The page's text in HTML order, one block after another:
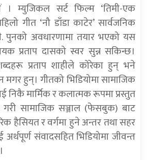
। म्युजिकल सर्ट फिल्म ‘तिमी-एक
गीत ‘नौ डाँडा काटेर’ सार्वजनिक
पुनको अवधारणामा तयार भएको यस
प्रताप दासको स्वर सुन्न सकिन्छ।
प्रताप शाहीले कोरेका हुन् भने
मगर हुन्। गीतको भिडियोमा सामाजिक
निकै मार्मिक र कलात्मक रूपमा प्रस्तुत
सामाजिक सञ्जाल (फेसबुक) बाट
हैसियत र वर्गमा हुने अन्तर तथा सहर
संवादसहित भिडियोमा जीवन्त